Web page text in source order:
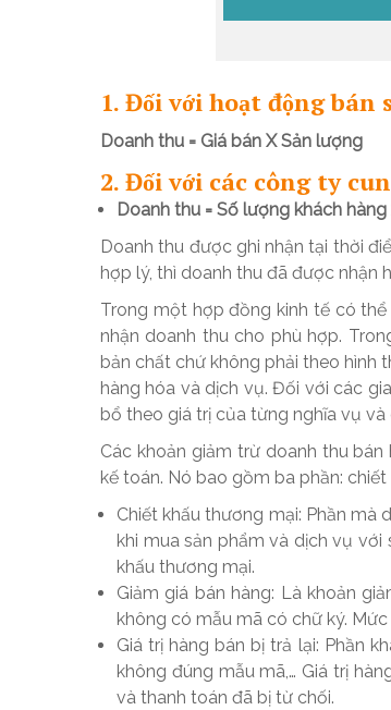
1. Đối với hoạt động bán
Doanh thu = Giá bán X Sản lượng
2. Đối với các công ty
Doanh thu = Số lượng khách
Doanh thu được ghi nhận tại thời
hợp lý, thì doanh thu đã được nhận
Trong một hợp đồng kinh tế có
nhận doanh thu cho phù hợp.
bản chất chứ không phải theo hình
hàng hóa và dịch vụ. Đối với các
bổ theo giá trị của từng nghĩa vụ
Các khoản giảm trừ doanh thu
kế toán. Nó bao gồm ba phần:
Chiết khấu thương mại: Phần
khi mua sản phẩm và dịch vụ
khấu thương mại.
Giảm giá bán hàng: Là khoản
không có mẫu mã có chữ ký.
Giá trị hàng bán bị trả lại: Phần
không đúng mẫu mã,… Giá trị
và thanh toán đã bị từ chối.